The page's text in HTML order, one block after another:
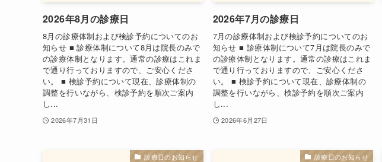
2026年8月の診療日
8月の診療体制および検診予約についてのお
知らせ ■ 診療体制について8月は院長のみで
の診療体制となります。通常の診療はこれま
で通り行っておりますので、ご安心くださ
い。 ■ 検診予約について現在、診療体制の
調整を行いながら、検診予約を順次ご案内
し...
2026年7月31日
2026年7月の診療日
7月の診療体制および検診予約についてのお
知らせ ■ 診療体制について7月は院長のみで
の診療体制となります。通常の診療はこれま
で通り行っておりますので、ご安心くださ
い。 ■ 検診予約について現在、診療体制の
調整を行いながら、検診予約を順次ご案内
し...
2026年6月27日
診療日のお知らせ 診療日のお知らせ